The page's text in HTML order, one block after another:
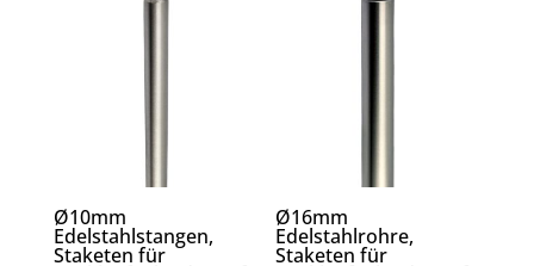
Ø10mm
Edelstahlstangen,
Staketen für
Ø16mm
Edelstahlrohre,
Staketen für